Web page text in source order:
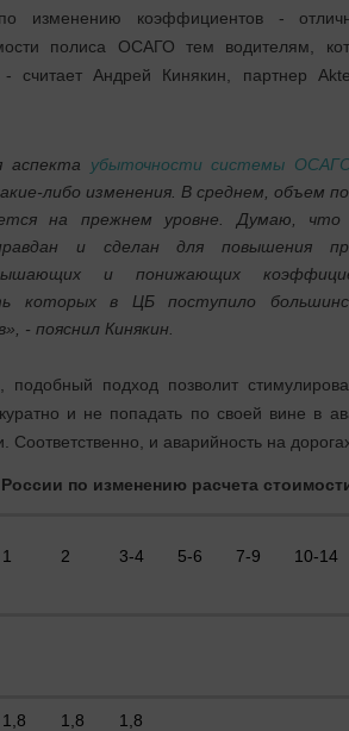
изменению коэффициентов -
полиса ОСАГО тем водителям,
- считает Андрей Кинякин, партнер
аспекта убыточности системы
либо изменения. В среднем, объем
на прежнем уровне. Думаю,
и сделан для повышения
и понижающих
которых в ЦБ поступило
- пояснил Кинякин.
подобный подход позволит
и не попадать по своей вине в
Соответственно, и аварийность на
по изменению расчета
1 2 3-4 5-6 7-9 10-14
1,8 1,8 1,8